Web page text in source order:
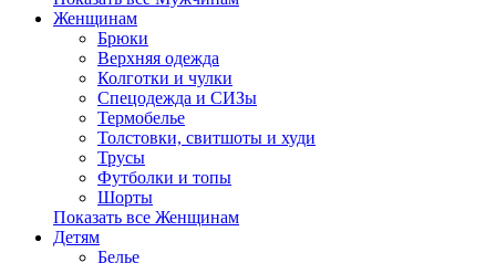
Женщинам
Брюки
Верхняя одежда
Колготки и чулки
Спецодежда и СИЗы
Термобелье
Толстовки, свитшоты и худи
Трусы
Футболки и топы
Шорты
Показать все Женщинам
Детям
Белье